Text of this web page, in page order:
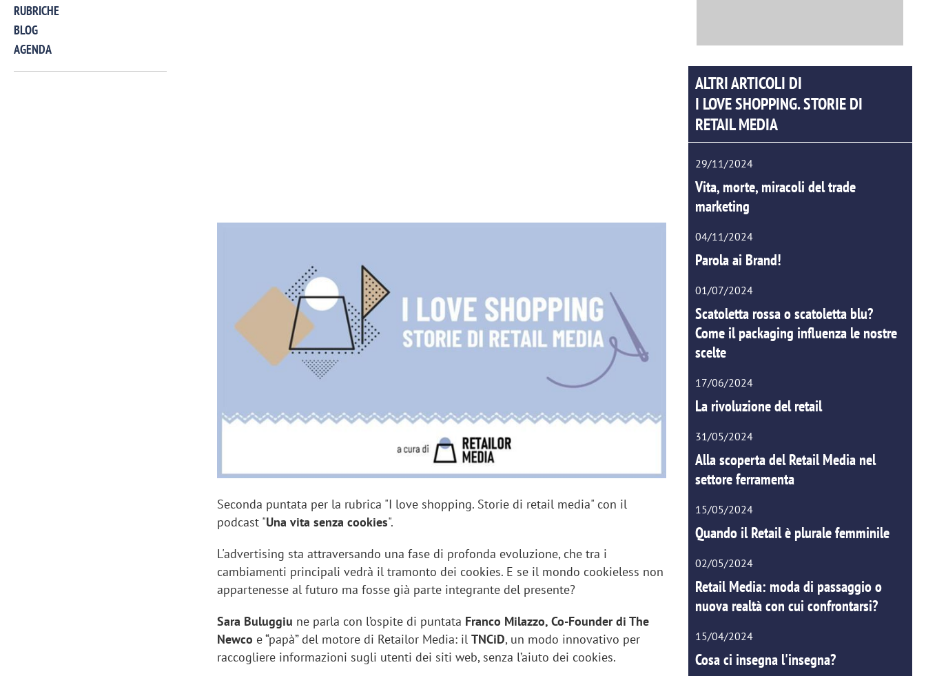
RUBRICHE
BLOG
AGENDA
Seconda puntata per la rubrica "I love shopping. Storie di retail media" con il
podcast "Una vita senza cookies".
L'advertising sta attraversando una fase di profonda evoluzione, che tra i
cambiamenti principali vedrà il tramonto dei cookies. E se il mondo cookieless non
appartenesse al futuro ma fosse già parte integrante del presente?
Sara Buluggiu ne parla con l’ospite di puntata Franco Milazzo, Co-Founder di The
Newco e “papà” del motore di Retailor Media: ilTNCiD, un modo innovativo per
raccogliere informazioni sugli utenti dei siti web, senza l’aiuto dei cookies.
ALTRI ARTICOLI DI
I LOVE SHOPPING. STORIE DI
RETAIL MEDIA
29/11/2024
Vita, morte, miracoli del trade
marketing
04/11/2024
Parola ai Brand!
01/07/2024
Scatoletta rossa o scatoletta blu?
Come il packaging influenza le nostre
scelte
17/06/2024
La rivoluzione del retail
31/05/2024
Alla scoperta del Retail Media nel
settore ferramenta
15/05/2024
Quando il Retail è plurale femminile
02/05/2024
Retail Media: moda di passaggio o
nuova realtà con cui confrontarsi?
15/04/2024
Cosa ci insegna l'insegna?